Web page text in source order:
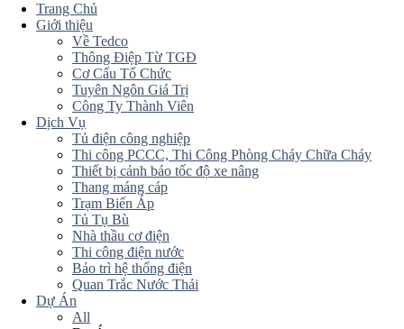
Trang Chủ
Giới thiệu
Về Tedco
Thông Điệp Từ TGĐ
Cơ Cấu Tổ Chức
Tuyên Ngôn Giá Trị
Công Ty Thành Viên
Dịch Vụ
Tủ điện công nghiệp
Thi công PCCC, Thi Công Phòng Cháy Chữa Cháy
Thiết bị cảnh báo tốc độ xe nâng
Thang máng cáp
Trạm Biến Áp
Tủ Tụ Bù
Nhà thầu cơ điện
Thi công điện nước
Bảo trì hệ thống điện
Quan Trắc Nước Thải
Dự Án
All